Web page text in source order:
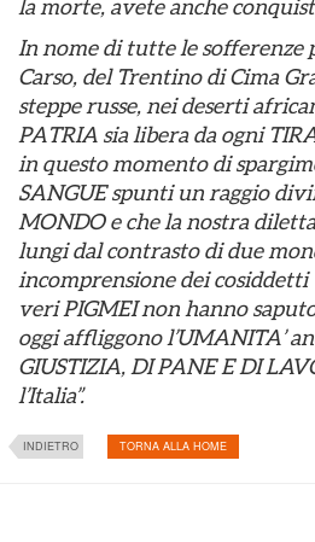
la morte, avete anche
In nome di tutte le sofferenze
Carso, del Trentino di Cima
steppe russe, nei deserti
PATRIA sia libera da ogni
in questo momento di
SANGUE spunti un raggio
MONDO e che la nostra
lungi dal contrasto di due
incomprensione dei cosiddetti
veri PIGMEI non hanno
oggi affliggono l’UMANITA’
GIUSTIZIA, DI PANE E DI
l’Italia”.
INDIETRO TORNA ALLA HOME